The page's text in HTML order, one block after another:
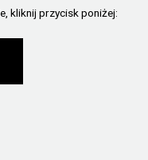
kliknij przycisk poniżej: